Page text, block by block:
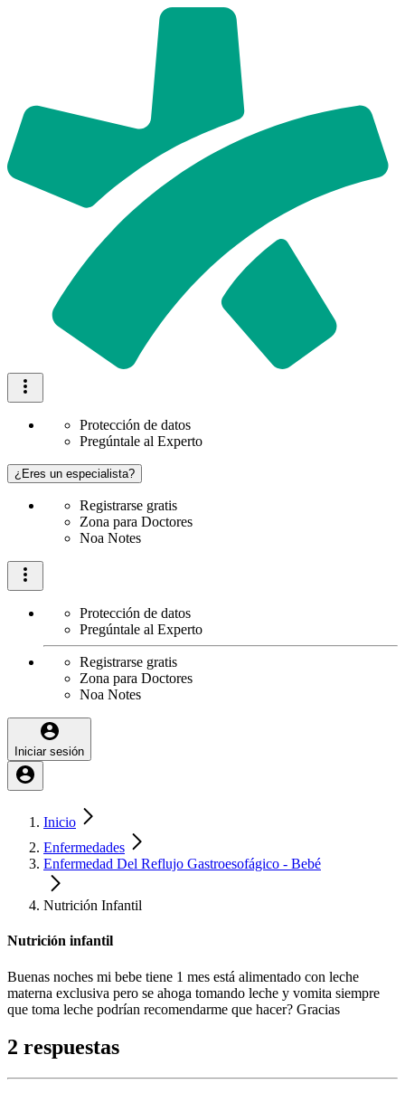
Protección de datos
Pregúntale al Experto
¿Eres un especialista?
Registrarse gratis
Zona para Doctores
Noa Notes
Protección de datos
Pregúntale al Experto
Registrarse gratis
Zona para Doctores
Noa Notes
Iniciar sesión
Inicio
Enfermedades
Enfermedad Del Reflujo Gastroesofágico - Bebé
Nutrición Infantil
Nutrición infantil
Buenas noches mi bebe tiene 1 mes está alimentado con leche
materna exclusiva pero se ahoga tomando leche y vomita siempre
que toma leche podrían recomendarme que hacer? Gracias
2 respuestas